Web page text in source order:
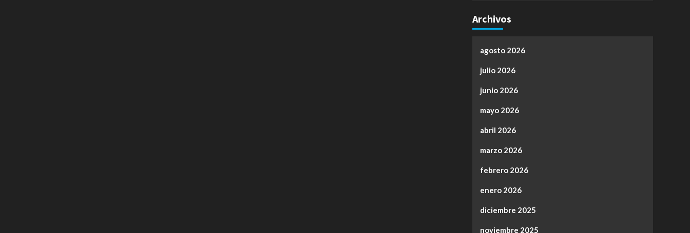
Archivos
agosto 2026
julio 2026
junio 2026
mayo 2026
abril 2026
marzo 2026
febrero 2026
enero 2026
diciembre 2025
noviembre 2025